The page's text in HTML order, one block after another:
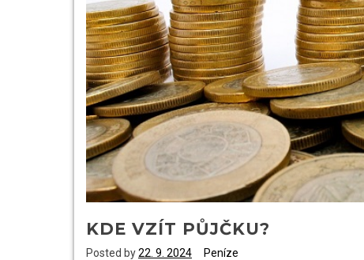
KDE VZÍT PŮJČKU?
Posted by22. 9. 2024 Peníze